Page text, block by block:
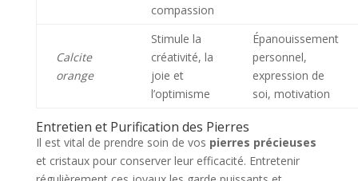
compassion
Calcite
orange
Stimule la
créativité, la
joie et
l’optimisme
Épanouissement
personnel,
expression de
soi, motivation
Entretien et Purification des Pierres
Il est vital de prendre soin de vos pierres précieuses
et cristaux pour conserver leur efficacité. Entretenir